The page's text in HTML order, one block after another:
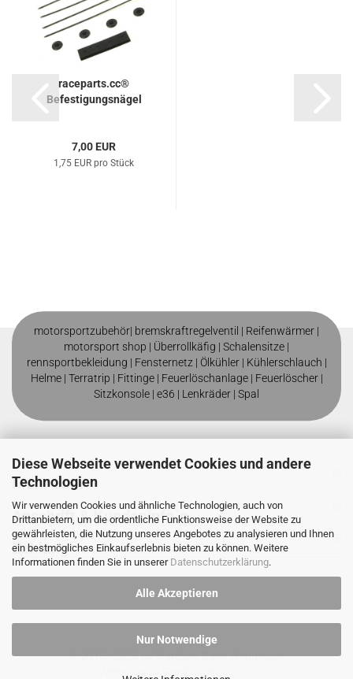
Diese Webseite verwendet Cookies und andere
Technologien
Wir verwenden Cookies und ähnliche Technologien, auch von
Drittanbietern, um die ordentliche Funktionsweise der Website zu
gewährleisten, die Nutzung unseres Angebotes zu analysieren und Ihnen
ein bestmögliches Einkaufserlebnis bieten zu können. Weitere
Informationen finden Sie in unserer Datenschutzerklärung.
Alle Akzeptieren
Nur Notwendige
raceparts.cc®
Befestigungsnägel
7,00 EUR
1,75 EUR pro Stück
motorsportzubehör| bremskraftregelventil | Reifenwärmer |
motorsport shop | Überrollkäfig | Schalensitze |
rennsportbekleidung | Fensternetz | Ölkühler| Kühlerschlauch |
Helme | Terratrip | Fittinge| Feuerlöschanlage | Feuerlöscher |
Sitzkonsole | e36 | Lenkräder | Spal
Mehr über
Anschrift & Kundeninfo`s
Zahlung
© 2016 - 2026 byMatthias Baier Webdesign